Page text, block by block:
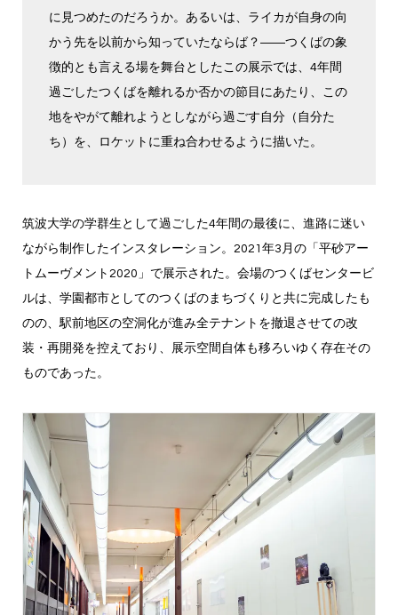
に見つめたのだろうか。あるいは、ライカが自身の向
かう先を以前から知っていたならば？――つくばの象
徴的とも言える場を舞台としたこの展示では、4年間
過ごしたつくばを離れるか否かの節目にあたり、この
地をやがて離れようとしながら過ごす自分（自分た
ち）を、ロケットに重ね合わせるように描いた。
筑波大学の学群生として過ごした4年間の最後に、進路に迷い
ながら制作したインスタレーション。2021年3月の「平砂アー
トムーヴメント2020」で展示された。会場のつくばセンタービ
ルは、学園都市としてのつくばのまちづくりと共に完成したも
のの、駅前地区の空洞化が進み全テナントを撤退させての改
装・再開発を控えており、展示空間自体も移ろいゆく存在その
ものであった。